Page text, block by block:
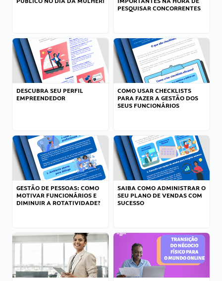
PESQUISAR CONCORRENTES
DESCUBRA SEU PERFIL
EMPREENDEDOR
COMO USAR CHECKLISTS
PARA FAZER A GESTÃO DOS
SEUS FUNCIONÁRIOS
GESTÃO DE PESSOAS: COMO
MOTIVAR FUNCIONÁRIOS E
DIMINUIR A ROTATIVIDADE?
SAIBA COMO ADMINISTRAR O
SEU PLANO DE VENDAS COM
SUCESSO